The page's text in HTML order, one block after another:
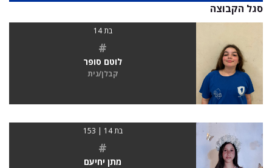
סגל הקבוצה
בת 14
#
לוטם סופר
קבלן/נית
בת 14 | 153
#
מתן יחיעם